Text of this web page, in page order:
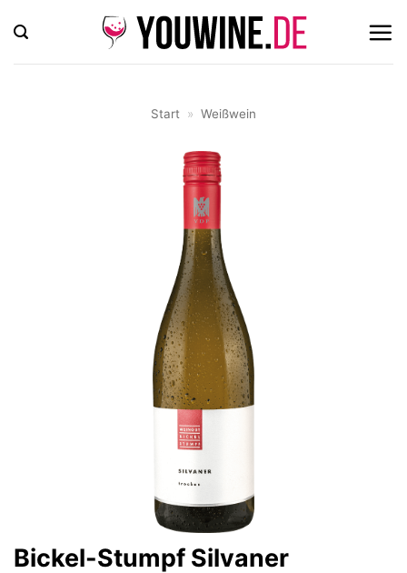
Inhalt
springen
Start » Weißwein
Bickel-Stumpf Silvaner